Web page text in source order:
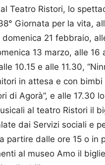
Teatro Ristori, lo
Giornata per la vita,
domenica 21 febbraio,
13 marzo, alle 16
10.15 e alle 11.30,
in attesa e con
di Agorà”, e alle 17.30
al teatro Ristori il
dai Servizi sociali e
partire dalle ore 15 o in
al museo Amo il